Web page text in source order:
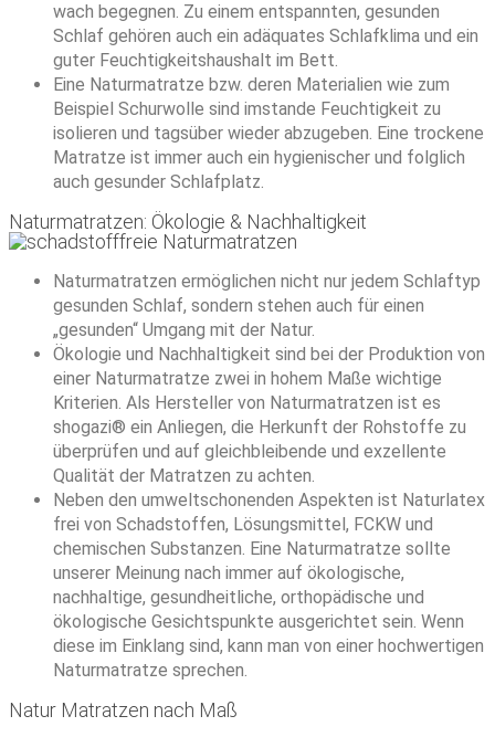
wach begegnen. Zu einem entspannten, gesunden
Schlaf gehören auch ein adäquates Schlafklima und ein
guter Feuchtigkeitshaushalt im Bett.
Eine Naturmatratze bzw. deren Materialien wie zum
Beispiel Schurwolle sind imstande Feuchtigkeit zu
isolieren und tagsüber wieder abzugeben. Eine trockene
Matratze ist immer auch ein hygienischer und folglich
auch gesunder Schlafplatz.
Naturmatratzen: Ökologie & Nachhaltigkeit
Naturmatratzen ermöglichen nicht nur jedem Schlaftyp
gesunden Schlaf, sondern stehen auch für einen
„gesunden“ Umgang mit der Natur.
Ökologie und Nachhaltigkeit sind bei der Produktion von
einer Naturmatratze zwei in hohem Maße wichtige
Kriterien. Als Hersteller von Naturmatratzen ist es
shogazi® ein Anliegen, die Herkunft der Rohstoffe zu
überprüfen und auf gleichbleibende und exzellente
Qualität der Matratzen zu achten.
Neben den umweltschonenden Aspekten ist Naturlatex
frei von Schadstoffen, Lösungsmittel, FCKW und
chemischen Substanzen. Eine Naturmatratze sollte
unserer Meinung nach immer auf ökologische,
nachhaltige, gesundheitliche, orthopädische und
ökologische Gesichtspunkte ausgerichtet sein. Wenn
diese im Einklang sind, kann man von einer hochwertigen
Naturmatratze sprechen.
Natur Matratzen nach Maß